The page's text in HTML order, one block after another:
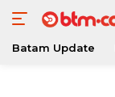
Batam Update